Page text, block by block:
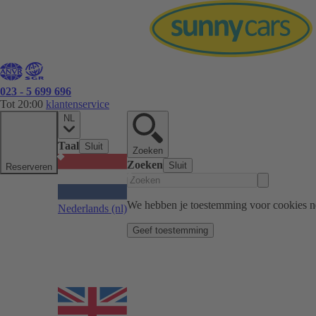
023 - 5 699 696
Tot 20:00 klantenservice
Reserveren
NL
Taal Sluit
Nederlands (nl)
Zoeken
Zoeken Sluit
We hebben je toestemming voor cookies
Geef toestemming